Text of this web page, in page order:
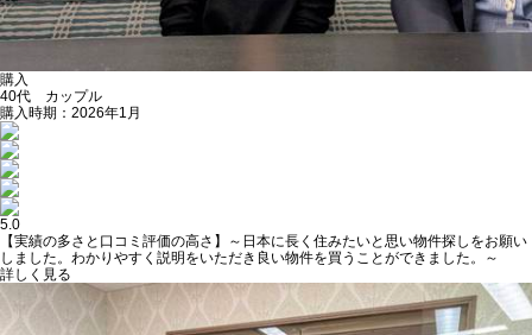
購入
40代 カップル
購入時期：2026年1月
5.0
【実績の多さと口コミ評価の高さ】～日本に長く住みたいと思い物件探しをお願い
しました。わかりやすく説明をいただき良い物件を買うことができました。～
詳しく見る